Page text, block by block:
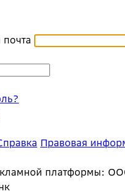
Правовая
платформы: